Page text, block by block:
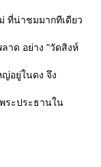
ที่น่าชมมากทีเดียว
าด อย่าง "วัดสิงห์
อยู่ในดง จึง
ระประธานใน